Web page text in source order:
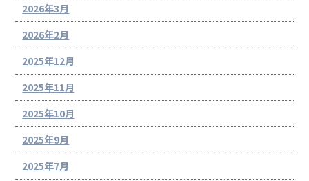
2026年3月
2026年2月
2025年12月
2025年11月
2025年10月
2025年9月
2025年7月